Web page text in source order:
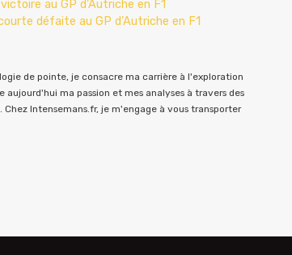
au GP d’Autriche en F1
défaite au GP d’Autriche en F1
de pointe, je consacre ma carrière à l'exploration
ma passion et mes analyses à travers des
Intensemans.fr, je m'engage à vous transporter